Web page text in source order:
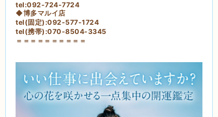
tel:092-724-7724
◆博多マルイ店
tel(固定):092-577-1724
tel(携帯):070-8504-3345
＝＝＝＝＝＝＝＝＝＝